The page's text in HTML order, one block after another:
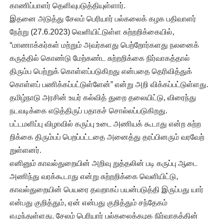
காணிப்பாளர் தெளிவுபடுத்தியுள்ளார்.
இதனை அடுத்து சேலம் பெரியார் பல்கலைக் கழக பதிவாளர்
நேற்று (27.6.2023) வெளியிட்டுள்ள சுற்றறிக்கையில்,
“மாணாக்கர்கள் மற்றும் அவர்களது பெற்றோர்களது நலனைக்
கருத்தில் கொண்டு மேற்கண்ட சுற்றறிக்கை நிர்வாகத்தால்
திரும்ப பெற்றுக் கொள்ளப்படுகிறது என்பதை தெரிவித்துக்
கொள்ளப் பணிக்கப்பட்டுள்ளேன்” என்று அறி விக்கப்பட்டுள்ளது.
தமிழ்நாடு அரசின் உயர் கல்வித் துறை தலையிட்டு, விரைந்து
நடவடிக்கை எடுத்திருப் பதாகச் சொல்லப்படுகிறது.
பட்டமளிப்பு விழாவில் கருப்பு உடை அணியக் கூடாது என்ற சுற்ற
றிக்கை திரும்பப் பெறப்பட்டதை அனைத்து தரப்பினரும் வரவேற்
றுள்ளனர்.
எனினும் காவல்துறையின் அறிவு றுத்தலின் படி கருப்பு ஆடை
அணிந்து வரக்கூடாது என்று சுற்றறிக்கை வெளியிட்டு,
காவல்துறையின் பெயரை தவறாகப் பயன்படுத்தி இருப்பது யார்
என்பது குறித்தும், ஏன் என்பது குறித்தும் சந்தேகம்
எழுந்துள்ளது. சேலம் பெரியார் பல்கலைக்கழக நிர்வாகத்தின்